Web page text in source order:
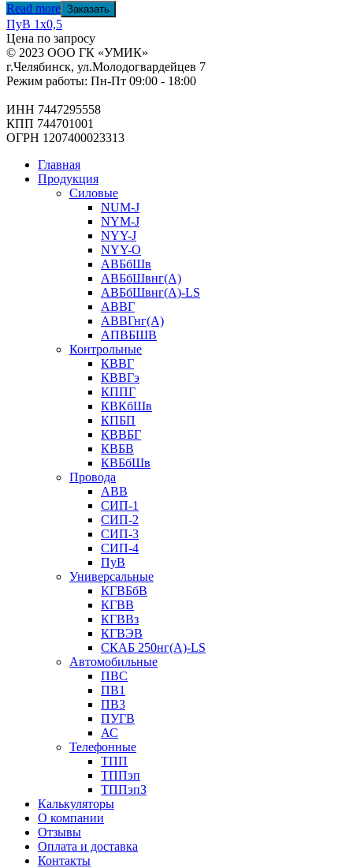
Read more Заказать
ПуВ 1х0,5
Цена по запросу
© 2023 ООО ГК «УМИК»
г.Челябинск, ул.Молодогвардейцев 7
Режим работы: Пн-Пт 09:00 - 18:00
ИНН 7447295558
КПП 744701001
ОГРН 1207400023313
Главная
Продукция
Силовые
NUM-J
NYM-J
NYY-J
NYY-O
АВБбШв
АВБбШвнг(А)
АВБбШвнг(А)-LS
АВВГ
АВВГнг(А)
АПВБШВ
Контрольные
КВВГ
КВВГэ
КППГ
КВКбШв
КПБП
КВВБГ
КВБВ
КВБбШв
Провода
АВВ
СИП-1
СИП-2
СИП-3
СИП-4
ПуВ
Универсальные
КГВБбВ
КГВВ
КГВВз
КГВЭВ
СКАБ 250нг(А)-LS
Автомобильные
ПВС
ПВ1
ПВ3
ПУГВ
АС
Телефонные
ТПП
ТППэп
ТППэпЗ
Калькуляторы
О компании
Отзывы
Оплата и доставка
Контакты